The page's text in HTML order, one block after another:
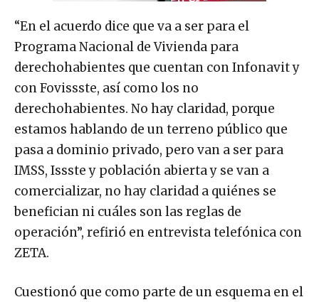
“En el acuerdo dice que va a ser para el
Programa Nacional de Vivienda para
derechohabientes que cuentan con Infonavit y
con Fovissste, así como los no
derechohabientes. No hay claridad, porque
estamos hablando de un terreno público que
pasa a dominio privado, pero van a ser para
IMSS, Issste y población abierta y se van a
comercializar, no hay claridad a quiénes se
benefician ni cuáles son las reglas de
operación”, refirió en entrevista telefónica con
ZETA.
Cuestionó que como parte de un esquema en el